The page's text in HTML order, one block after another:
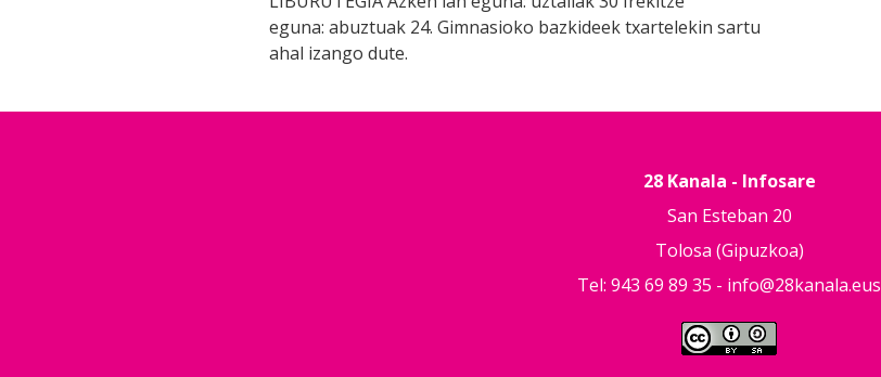
eguna: abuztuak 24. Gimnasioko bazkideek txartelekin sartu
ahal izango dute.
28 Kanala - Infosare
San Esteban 20
Tolosa (Gipuzkoa)
Tel: 943 69 89 35 - info@28kanala.eus